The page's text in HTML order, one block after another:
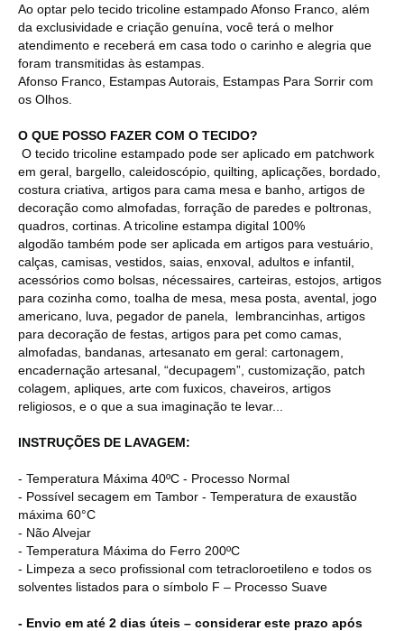
Ao optar pelo tecido tricoline estampado Afonso Franco, além
da exclusividade e criação genuína, você terá o melhor
atendimento e receberá em casa todo o carinho e alegria que
foram transmitidas às estampas.
Afonso Franco, Estampas Autorais, Estampas Para Sorrir com
os Olhos.
O QUE POSSO FAZER COM O TECIDO?
O tecido tricoline estampado pode ser aplicado em patchwork
em geral, bargello, caleidoscópio, quilting, aplicações, bordado,
costura criativa, artigos para cama mesa e banho, artigos de
decoração como almofadas, forração de paredes e poltronas,
quadros, cortinas. A tricoline estampa digital 100%
algodão também pode ser aplicada em artigos para vestuário,
calças, camisas, vestidos, saias, enxoval, adultos e infantil,
acessórios como bolsas, nécessaires, carteiras, estojos, artigos
para cozinha como, toalha de mesa, mesa posta, avental, jogo
americano, luva, pegador de panela, lembrancinhas, artigos
para decoração de festas, artigos para pet como camas,
almofadas, bandanas, artesanato em geral: cartonagem,
encadernação artesanal, “decupagem”, customização, patch
colagem, apliques, arte com fuxicos, chaveiros, artigos
religiosos, e o que a sua imaginação te levar...
INSTRUÇÕES DE LAVAGEM:
- Temperatura Máxima 40ºC - Processo Normal
- Possível secagem em Tambor - Temperatura de exaustão
máxima 60°C
- Não Alvejar
- Temperatura Máxima do Ferro 200ºC
- Limpeza a seco profissional com tetracloroetileno e todos os
solventes listados para o símbolo F – Processo Suave
- Envio em até 2 dias úteis – considerar este prazo após